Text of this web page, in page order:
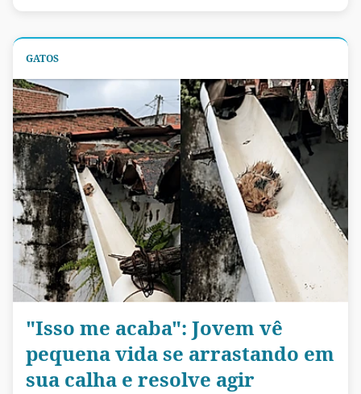
GATOS
"Isso me acaba": Jovem vê
pequena vida se arrastando em
sua calha e resolve agir